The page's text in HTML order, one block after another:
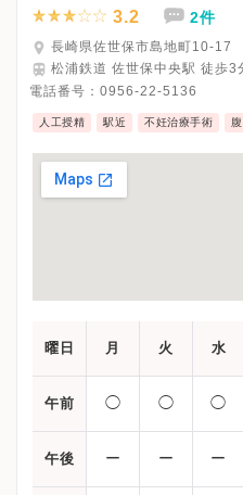
3.2 2件
長崎県佐世保市島地町10-17
松浦鉄道 佐世保中央駅 徒歩3
電話番号： 0956-22-5136
人工授精 駅近 不妊治療手術
曜日 月 火 水
午前 ◯ ◯ ◯
午後 ー ー ー